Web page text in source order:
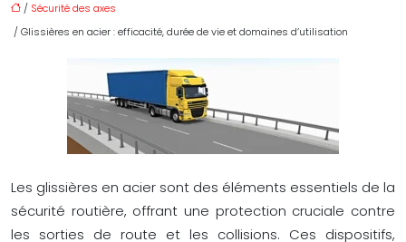
/ Sécurité des axes
/ Glissières en acier : efficacité, durée de vie et domaines d’utilisation
Les glissières en acier sont des éléments essentiels de la
sécurité routière, offrant une protection cruciale contre
les sorties de route et les collisions. Ces dispositifs,